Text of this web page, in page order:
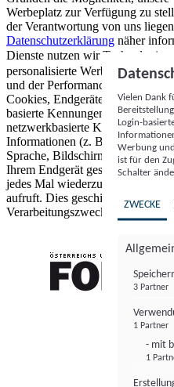
Werbeplatz zur Verfügung zu
der Verantwortung von uns
Datenschutzerklärung näher
Dienste nutzen wir Technologien
personalisierte Werbung und
und der Performance von
Cookies, Endgeräte- oder
basierte Kennungen, zufällig
netzwerkbasierte Kennungen)
Informationen (z. B. Browsertyp
Sprache, Bildschirmgröße,
Ihrem Endgerät gespeichert oder
jedes Mal wiederzuerkennen,
aufruft. Dies geschieht für einen
Verarbeitungszwecke.
Vielen Dank
Login-
Werbung
ist für den
Schalter
ZWECKE
3 Partner
1 Partner
- mit
1
FONDS professionell